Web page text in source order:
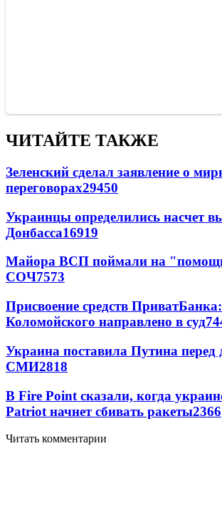
ЧИТАЙТЕ ТАКЖЕ
Зеленский сделал заявление о
переговорах29450
Украинцы определились насчет
Донбасса16919
Майора ВСП поймали на
СОЧ7573
Присвоение средств
Коломойского направлено в суд
Украина поставила Путина перед
СМИ2818
В Fire Point сказали, когда
Patriot начнет сбивать ракеты2366
Читать комментарии